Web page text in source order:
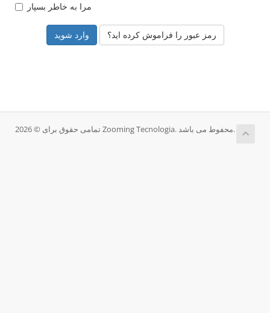
مرا به خاطر بسپار
رمز عبور را فراموش کرده اید؟
تمامی حقوق برای © 2026 Zooming Tecnologia. محفوط می باشد.